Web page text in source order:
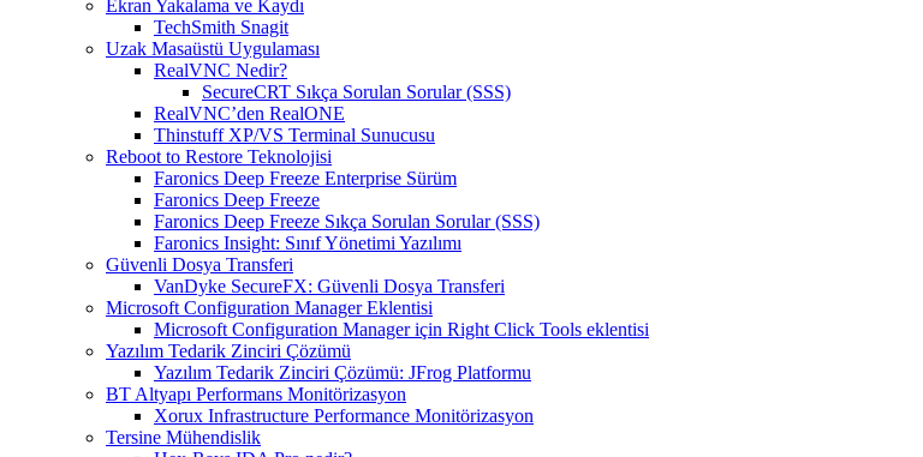
Ekran Yakalama ve Kaydı
TechSmith Snagit
Uzak Masaüstü Uygulaması
RealVNC Nedir?
SecureCRT Sıkça Sorulan Sorular (SSS)
RealVNC’den RealONE
Thinstuff XP/VS Terminal Sunucusu
Reboot to Restore Teknolojisi
Faronics Deep Freeze Enterprise Sürüm
Faronics Deep Freeze
Faronics Deep Freeze Sıkça Sorulan Sorular (SSS)
Faronics Insight: Sınıf Yönetimi Yazılımı
Güvenli Dosya Transferi
VanDyke SecureFX: Güvenli Dosya Transferi
Microsoft Configuration Manager Eklentisi
Microsoft Configuration Manager için Right Click Tools eklentisi
Yazılım Tedarik Zinciri Çözümü
Yazılım Tedarik Zinciri Çözümü: JFrog Platformu
BT Altyapı Performans Monitörizasyon
Xorux Infrastructure Performance Monitörizasyon
Tersine Mühendislik